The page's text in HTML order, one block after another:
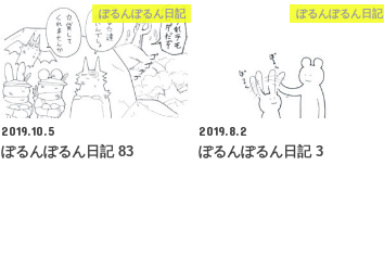
ぽるんぽるん日記
2019.10.5
ぽるんぽるん日記 83
ぽるんぽるん日記
2019.8.2
ぽるんぽるん日記 3